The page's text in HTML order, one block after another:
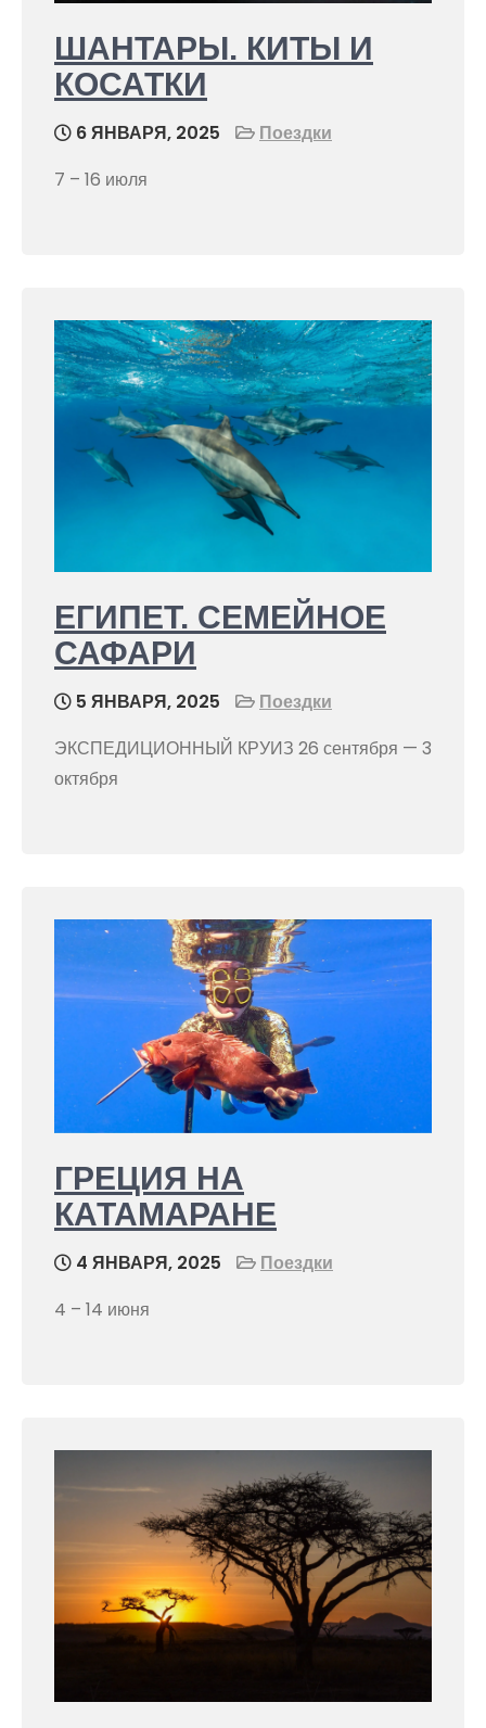
ШАНТАРЫ. КИТЫ И
КОСАТКИ
6 ЯНВАРЯ, 2025
Поездки
7 – 16 июля
ЕГИПЕТ. СЕМЕЙНОЕ
САФАРИ
5 ЯНВАРЯ, 2025
Поездки
ЭКСПЕДИЦИОННЫЙ КРУИЗ 26 сентября — 3
октября
ГРЕЦИЯ НА
КАТАМАРАНЕ
4 ЯНВАРЯ, 2025
Поездки
4 – 14 июня